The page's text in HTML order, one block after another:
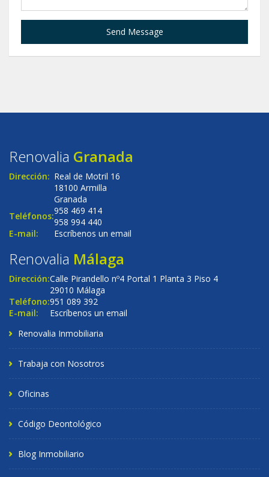
Send Message
Renovalia Granada
Dirección: Real de Motril 16
18100 Armilla
Granada
Teléfonos:958 469 414
958 994 440
E-mail:
Escríbenos un email
Renovalia Málaga
Dirección:Calle Pirandello nº4 Portal 1 Planta 3 Piso 4
29010 Málaga
Teléfono:951 089 392
E-mail:
Escríbenos un email
Renovalia Inmobiliaria
Trabaja con Nosotros
Oficinas
Código Deontológico
Blog Inmobiliario